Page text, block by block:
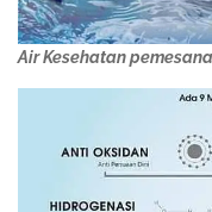
Air Kesehatan